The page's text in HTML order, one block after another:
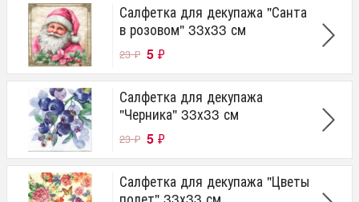
Салфетка для декупажа "Санта
в розовом" 33х33 см
23₽ 5 ₽
Салфетка для декупажа
"Черника" 33х33 см
23₽ 5 ₽
Салфетка для декупажа "Цветы